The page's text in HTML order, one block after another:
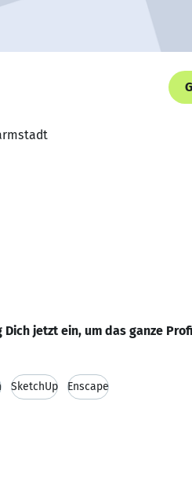
Dich jetzt ein, um das ganze
SketchUp Enscape